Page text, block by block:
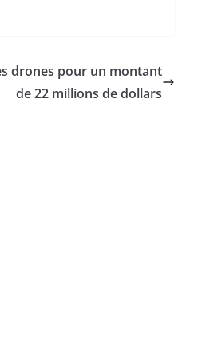
drones pour un montant
de 22 millions de dollars